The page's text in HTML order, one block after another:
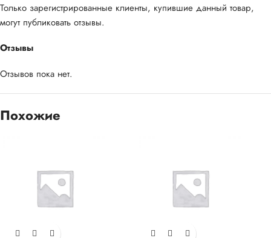
Отзывы
Отзывов пока нет.
Только зарегистрированные клиенты, купившие данный товар,
могут публиковать отзывы.
Похожие